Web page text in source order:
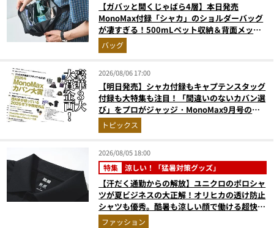
【ガバッと開くじゃばら4層】本日発売
MonoMax付録「シャカ」のショルダーバッグ
が凄すぎる！500mLペット収納＆背面メッシ
ュでベタつかない
バッグ
2026/08/06 17:00
【明日発売】シャカ付録もキャプテンスタッグ
付録も大特集も注目！「間違いのないカバン選
び」をプロがジャッジ・MonoMax9月号の目
次を公開
トピックス
2026/08/05 18:00
特集 涼しい！「猛暑対策グッズ」
【汗だく通勤からの解放】ユニクロのポロシャ
ツが夏ビジネスの大正解！オリヒカの透け防止
シャツも優秀。酷暑も涼しい顔で働ける超快適
ウエアの実力
ファッション